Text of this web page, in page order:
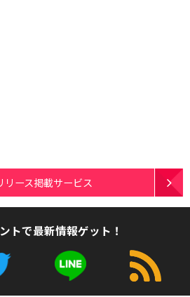
リース掲載サービス
トで最新情報ゲット！